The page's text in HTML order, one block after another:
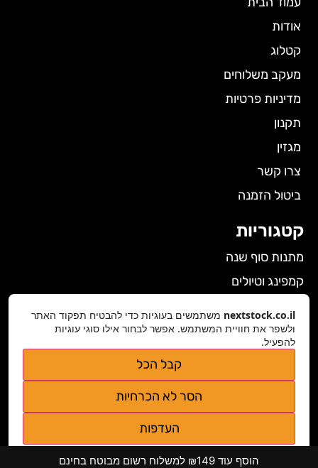
אודות
קטלוג
מעקב משלוחים
מדיניות פרטיות
תקנון
מגזין
צרו קשר
ביטול הזמנה
קטגוריות
מתנות סוף שנה
קמפינג וטיולים
גאדג'טים
nextstock.co.il@gmail.com
נגישות אתר
nextstock.co.il משתמשים בעוגיות כדי להבטיח תפקוד האתר
ולשפר את חוויית המשתמש. אפשר לבחור אילו סוגי עוגיות
להפעיל.
קבל הכל
הסר לא הכרחיות
העדפות
הוסף עוד ₪149 למשלוח רשום מבוטח בחינם